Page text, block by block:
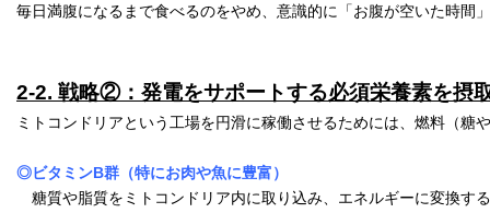
毎日満腹になるまで食べるのをやめ、意識的に「お腹が空いた時間
2-2. 戦略②：発電をサポートする必須栄養素を摂
ミトコンドリアという工場を円滑に稼働させるためには、燃料（糖
◎ビタミンB群（特にお肉や魚に豊富）
糖質や脂質をミトコンドリア内に取り込み、エネルギーに変換す